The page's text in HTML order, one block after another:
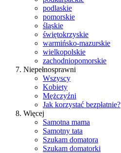
podlaskie
pomorskie
śląskie
świętokrzyskie
warmińsko-mazurskie
wielkopolskie
zachodniopomorskie
Niepełnosprawni
Wszyscy
Kobiety
Mężczyźni
Jak korzystać bezpłatnie?
Więcej
Samotna mama
Samotny tata
Szukam domatora
Szukam domatorki